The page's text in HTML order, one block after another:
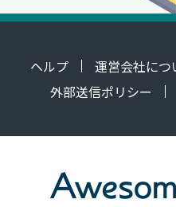
ヘルプ 運営会社につ
外部送信ポリシー